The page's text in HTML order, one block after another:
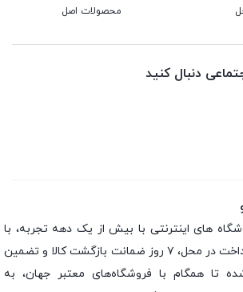
محصولات اصل
دنبال کنید
های اینترنتی با بیش از یک دهه تجربه، با
پایبندی به سه اصل، پرداخت در محل، ۷ روز ضمانت بازگشت کالا و تضمین
تا همگام با فروشگاه‌های معتبر جهان، به